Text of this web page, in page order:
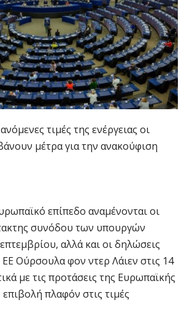
τιμές της ενέργειας οι
μέτρα για την ανακούφιση
επίπεδο αναμένονται οι
συνόδου των υπουργών
αλλά και οι δηλώσεις
Ούρσουλα φον ντερ Λάιεν στις 14
με τις προτάσεις της Ευρωπαϊκής
πλαφόν στις τιμές